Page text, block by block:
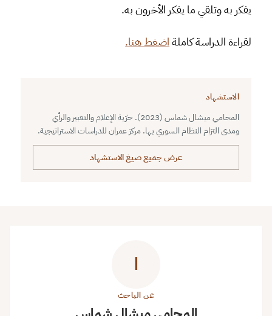
يفكر به وتلقي ما يفكر الأخرون به.
لقراءة الدراسة كاملةاضغط هنا.
الاستشهاد
المحامي ميشال شماس (2023). حرّية الإعلام والتعبير والرأي
ومدى التزام النظام السوري بها. مركز عمران للدراسات الاستراتيجية.
عرض جميع صيغ الاستشهاد
ا
عن الباحث